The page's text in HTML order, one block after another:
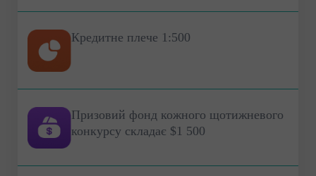
Кредитне плече 1:500
Призовий фонд кожного щотижневого
конкурсу складає $1 500